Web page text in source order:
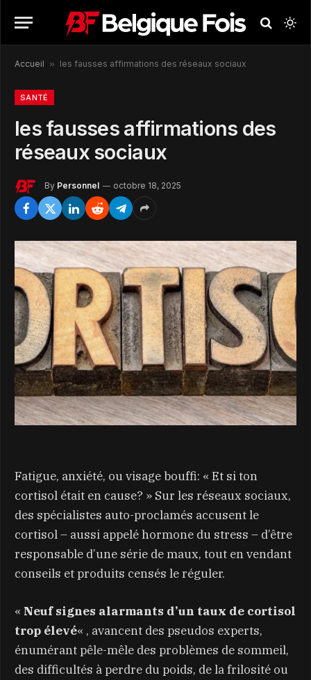
Accueil » les fausses affirmations des réseaux sociaux
SANTÉ
les fausses affirmations des
réseaux sociaux
By Personnel octobre 18, 2025
Fatigue, anxiété, ou visage bouffi: « Et si ton
cortisol était en cause? » Sur les réseaux sociaux,
des spécialistes auto-proclamés accusent le
cortisol – aussi appelé hormone du stress – d’être
responsable d’une série de maux, tout en vendant
conseils et produits censés le réguler.
« Neuf signes alarmants d’un taux de cortisol
trop élevé« , avancent des pseudos experts,
énumérant pêle-mêle des problèmes de sommeil,
des difficultés à perdre du poids, de la frilosité ou